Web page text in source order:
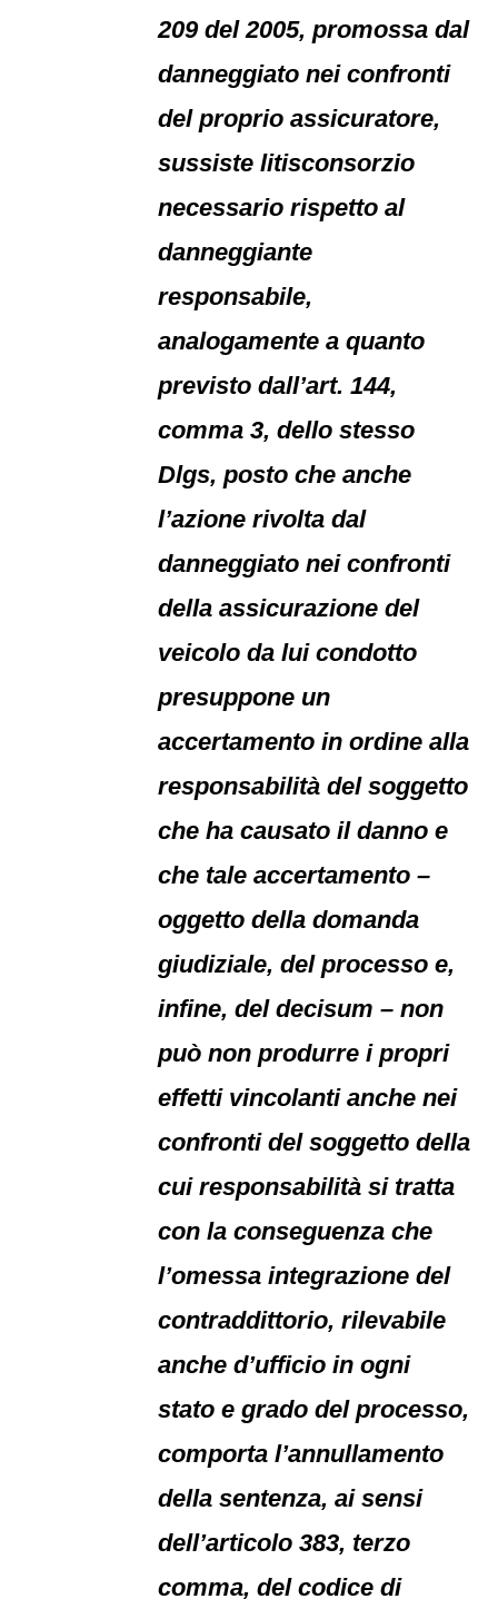
209 del 2005, promossa dal
danneggiato nei confronti
del proprio assicuratore,
sussiste litisconsorzio
necessario rispetto al
danneggiante
responsabile,
analogamente a quanto
previsto dall’art. 144,
comma 3, dello stesso
Dlgs, posto che anche
l’azione rivolta dal
danneggiato nei confronti
della assicurazione del
veicolo da lui condotto
presuppone un
accertamento in ordine alla
responsabilità del soggetto
che ha causato il danno e
che tale accertamento –
oggetto della domanda
giudiziale, del processo e,
infine, del decisum – non
può non produrre i propri
effetti vincolanti anche nei
confronti del soggetto della
cui responsabilità si tratta
con la conseguenza che
l’omessa integrazione del
contraddittorio, rilevabile
anche d’ufficio in ogni
stato e grado del processo,
comporta l’annullamento
della sentenza, ai sensi
dell’articolo 383, terzo
comma, del codice di